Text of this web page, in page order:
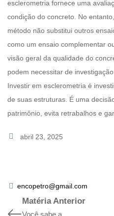
esclerometria fornece uma
condição do concreto. No
método não substitui outros
como um ensaio complementar
visão geral da qualidade do
podem necessitar de
Investir em esclerometria é
de suas estruturas. É uma
patrimônio, evita retrabalhos e
abril 23, 2025
encopetro@gmail.com
Matéria Anterior
Você sabe a